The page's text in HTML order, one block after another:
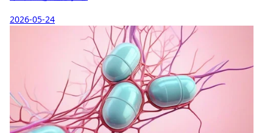
2026-05-24